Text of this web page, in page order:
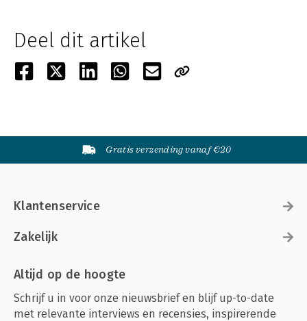
Deel dit artikel
Gratis verzending vanaf €20
Klantenservice
Zakelijk
Altijd op de hoogte
Schrijf u in voor onze nieuwsbrief en blijf up-to-date
met relevante interviews en recensies, inspirerende